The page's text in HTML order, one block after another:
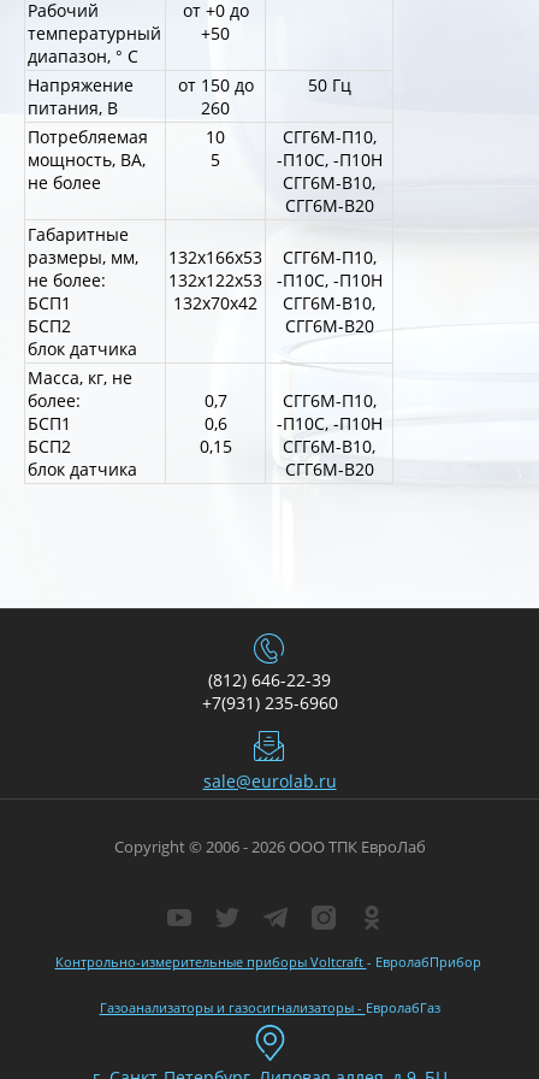
Рабочий
температурный
диапазон, ° С
от +0 до
+50
Напряжение
питания, В
от 150 до
260
50 Гц
Потребляемая
мощность, ВА,
не более
10
5
СГГ6М-П10,
-П10С, -П10Н
СГГ6М-В10,
СГГ6М-В20
Габаритные
размеры, мм,
не более:
БСП1
БСП2
блок датчика
132х166х53
132х122х53
132х70х42
СГГ6М-П10,
-П10С, -П10Н
СГГ6М-В10,
СГГ6М-В20
Масса, кг, не
более:
БСП1
БСП2
блок датчика
0,7
0,6
0,15
СГГ6М-П10,
-П10С, -П10Н
СГГ6М-В10,
СГГ6М-В20
(812) 646-22-39
+7(931) 235-6960
sale@eurolab.ru
Контрольно-измерительные приборы Voltcraft - ЕвролабПрибор
Газоанализаторы и газосигнализаторы - ЕвролабГаз
Copyright © 2006 - 2026 ООО ТПК ЕвроЛаб